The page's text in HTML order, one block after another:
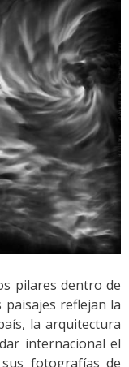
pilares dentro de
reflejan la
la arquitectura
internacional el
fotografías de